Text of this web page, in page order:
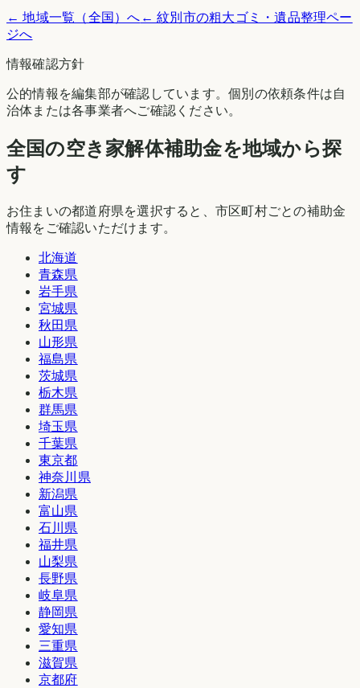
← 地域一覧（全国）へ ←紋別市の粗大ゴミ・遺品整理ペー
ジへ
情報確認方針
公的情報を編集部が確認しています。個別の依頼条件は自
治体または各事業者へご確認ください。
全国の空き家解体補助金を地域から探
す
お住まいの都道府県を選択すると、市区町村ごとの補助金
情報をご確認いただけます。
北海道
青森県
岩手県
宮城県
秋田県
山形県
福島県
茨城県
栃木県
群馬県
埼玉県
千葉県
東京都
神奈川県
新潟県
富山県
石川県
福井県
山梨県
長野県
岐阜県
静岡県
愛知県
三重県
滋賀県
京都府